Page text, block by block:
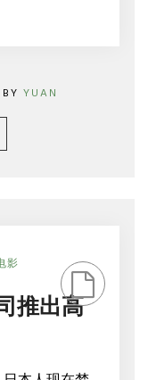
BY YUAN
影
KURATAS:
日
本
出
推出高